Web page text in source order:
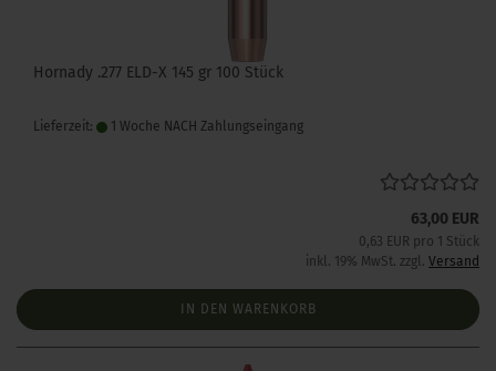
Hornady .277 ELD-X 145 gr 100 Stück
Lieferzeit: 1 Woche NACH Zahlungseingang
63,00 EUR
0,63 EUR pro 1 Stück
inkl. 19% MwSt. zzgl. Versand
IN DEN WARENKORB